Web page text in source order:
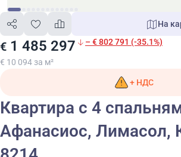
€ 1 485 297 – € 802 791 (-35.1%)
€ 10 094 за м²
На
+ НДС
Квартира с 4
Афанасиос, Лимасол,